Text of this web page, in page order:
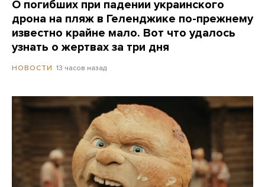
О погибших при падении украинского
дрона на пляж в Геленджике по-прежнему
известно крайне мало. Вот что удалось
узнать о жертвах за три дня
НОВОСТИ 13 часов назад